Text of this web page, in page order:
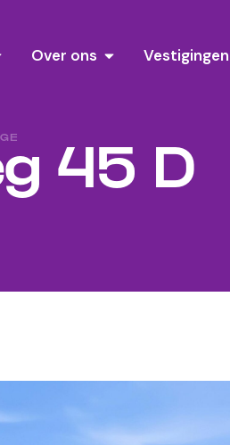
Over ons Vestigingen
45 D